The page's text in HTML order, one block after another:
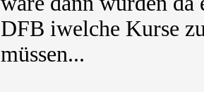
DFB iwelche Kurse
müssen...